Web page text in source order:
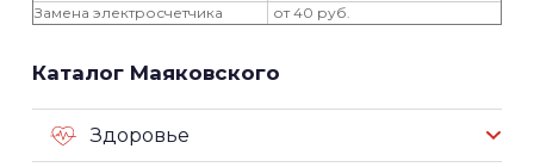
Замена электросчетчика
от 40 руб.
Каталог Маяковского
Здоровье